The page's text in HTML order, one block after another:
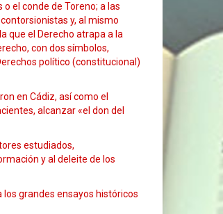
el conde de Toreno; a las
y, al mismo
que el Derecho atrapa a la
con dos símbolos,
político (constitucional)
en Cádiz, así como el
alcanzar «el don del
estudiados,
y al deleite de los
los grandes ensayos históricos